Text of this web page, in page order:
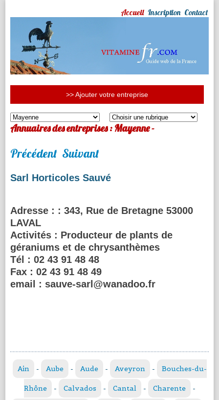
Accueil Inscription Contact
>> Ajouter votre entreprise
Annuaires des entreprises : Mayenne -
Précédent Suivant
Sarl Horticoles Sauvé
Adresse : : 343, Rue de Bretagne 53000
LAVAL
Activités : Producteur de plants de
géraniums et de chrysanthèmes
Tél : 02 43 91 48 48
Fax : 02 43 91 48 49
email : sauve-sarl@wanadoo.fr
Ain - Aube - Aude - Aveyron - Bouches-du-
Rhône - Calvados - Cantal - Charente -